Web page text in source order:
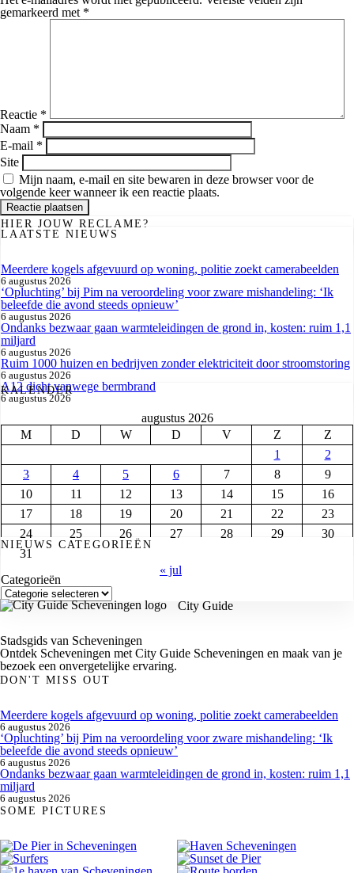
gemarkeerd met *
Reactie *
Naam *
E-mail *
Site
Mijn naam, e-mail en site bewaren in deze browser voor de
volgende keer wanneer ik een reactie plaats.
HIER JOUW RECLAME?
LAATSTE NIEUWS
Meerdere kogels afgevuurd op woning, politie zoekt camerabeelden
6 augustus 2026
‘Opluchting’ bij Pim na veroordeling voor zware mishandeling: ‘Ik
beleefde die avond steeds opnieuw’
6 augustus 2026
Ondanks bezwaar gaan warmteleidingen de grond in, kosten: ruim 1,1
miljard
6 augustus 2026
Ruim 1000 huizen en bedrijven zonder elektriciteit door stroomstoring
6 augustus 2026
A12 dicht vanwege bermbrand
6 augustus 2026
KALENDER
augustus 2026
M
D W D V Z
Z
1
2
3
4 5 6 7 8
9
10
11 12 13 14 15
16
17
18 19 20 21 22
23
24
25 26 27 28 29
30
31
« jul
NIEUWS CATEGORIEËN
Categorieën
City Guide
Stadsgids van Scheveningen
Ontdek Scheveningen met City Guide Scheveningen en maak van je
bezoek een onvergetelijke ervaring.
DON'T MISS OUT
Meerdere kogels afgevuurd op woning, politie zoekt camerabeelden
6 augustus 2026
‘Opluchting’ bij Pim na veroordeling voor zware mishandeling: ‘Ik
beleefde die avond steeds opnieuw’
6 augustus 2026
Ondanks bezwaar gaan warmteleidingen de grond in, kosten: ruim 1,1
miljard
6 augustus 2026
SOME PICTURES